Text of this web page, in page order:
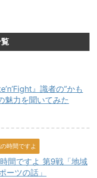
』識者の”かも
魅力を聞いてみた
時間ですよ
ですよ 第9戦「地域
ーツの話」